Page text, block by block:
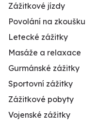
Zážitkové jízdy
Povolání na zkoušku
Letecké zážitky
Masáže a relaxace
Gurmánské zážitky
Sportovní zážitky
Zážitkové pobyty
Vojenské zážitky